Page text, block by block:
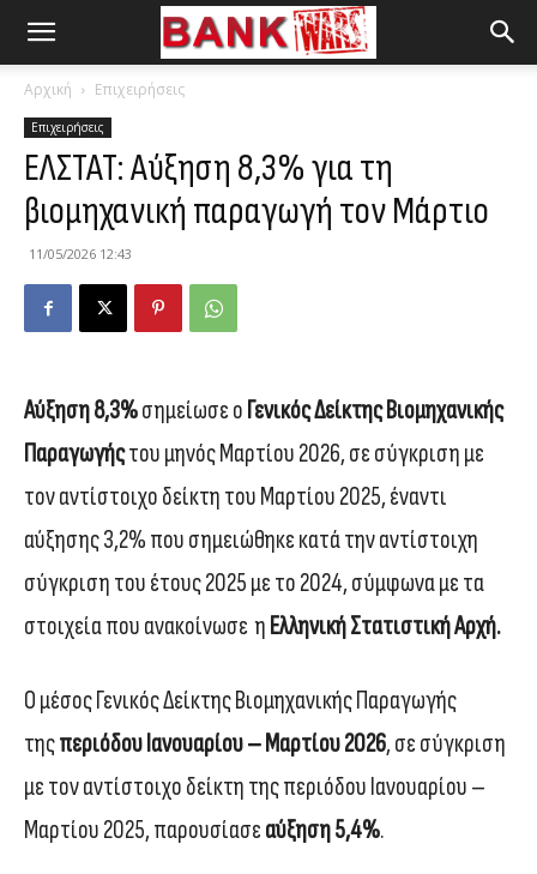
Αρχική Επιχειρήσεις
Επιχειρήσεις
ΕΛΣΤΑΤ: Aύξηση 8,3% για τη
βιομηχανική παραγωγή τον Μάρτιο
11/05/2026 12:43
Αύξηση 8,3%σημείωσε ο Γενικός Δείκτης Βιομηχανικής
Παραγωγήςτου μηνός Μαρτίου 2026, σε σύγκριση με
τον αντίστοιχο δείκτη του Μαρτίου 2025, έναντι
αύξησης 3,2% που σημειώθηκε κατά την αντίστοιχη
σύγκριση του έτους 2025 με το 2024, σύμφωνα με τα
στοιχεία που ανακοίνωσε η Ελληνική Στατιστική Αρχή.
Ο μέσος Γενικός Δείκτης Βιομηχανικής Παραγωγής
τηςπεριόδου Ιανουαρίου – Μαρτίου 2026, σε σύγκριση
με τον αντίστοιχο δείκτη της περιόδου Ιανουαρίου –
Μαρτίου 2025, παρουσίασε αύξηση 5,4%.